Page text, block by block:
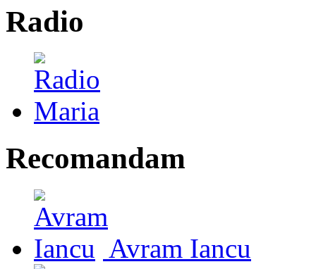
Radio
Recomandam
Avram Iancu